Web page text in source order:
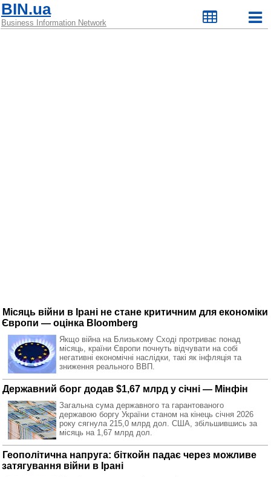
BIN.ua
Business Information Network
Місяць війни в Ірані не стане критичним для економіки
Європи — оцінка Bloomberg
Якщо війна на Близькому Сході протриває понад
місяць, країни Європи почнуть відчувати на собі
негативні економічні наслідки, такі як інфляція та
зниження реального ВВП.
Державний борг додав $1,67 млрд у січні — Мінфін
Загальна сума державного та гарантованого
державою боргу України станом на кінець січня 2026
року сягнула 215,0 млрд дол. США, збільшившись за
місяць на 1,67 млрд дол.
Геополітична напруга: біткойн падає через можливе
затягування війни в Ірані